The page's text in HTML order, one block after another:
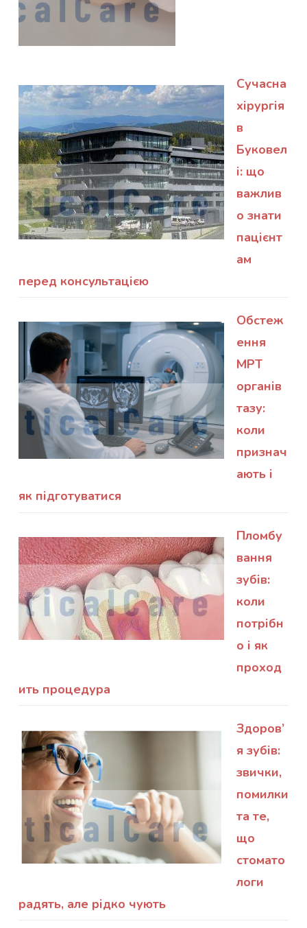
Сучасна
хірургія
в
Буковел
і: що
важлив
о знати
пацієнт
ам
перед консультацією
Обстеж
ення
МРТ
органів
тазу:
коли
признач
ають і
як підготуватися
Пломбу
вання
зубів:
коли
потрібн
о і як
проход
ить процедура
Здоров’
я зубів:
звички,
помилки
та те,
що
стомато
логи
радять, але рідко чують